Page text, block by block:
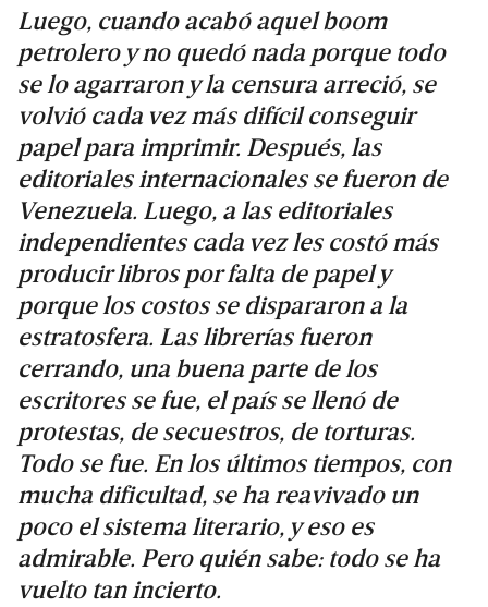
Luego, cuando acabó aquel boom
petrolero y no quedó nada porque todo
se lo agarraron y la censura arreció, se
volvió cada vez más difícil conseguir
papel para imprimir. Después, las
editoriales internacionales se fueron de
Venezuela. Luego, a las editoriales
independientes cada vez les costó más
producir libros por falta de papel y
porque los costos se dispararon a la
estratosfera. Las librerías fueron
cerrando, una buena parte de los
escritores se fue, el país se llenó de
protestas, de secuestros, de torturas.
Todo se fue. En los últimos tiempos, con
mucha dificultad, se ha reavivado un
poco el sistema literario, y eso es
admirable. Pero quién sabe: todo se ha
vuelto tan incierto.